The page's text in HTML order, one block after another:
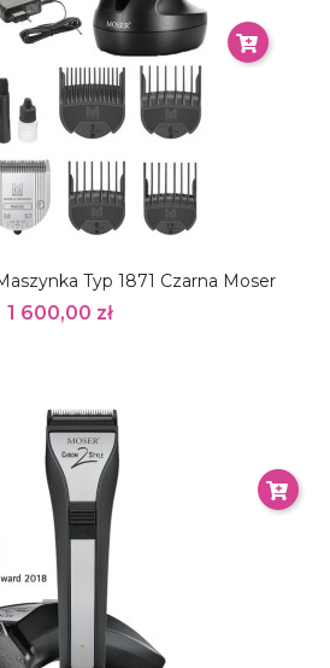
Typ 1871 Czarna Moser
1 600,00 zł